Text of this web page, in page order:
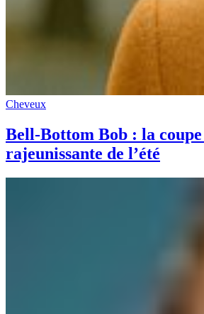
Cheveux
Bell-Bottom Bob : la
rajeunissante de l’été